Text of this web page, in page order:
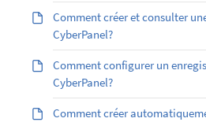
Comment créer et consulter
CyberPanel?
Comment configurer un
CyberPanel?
Comment créer